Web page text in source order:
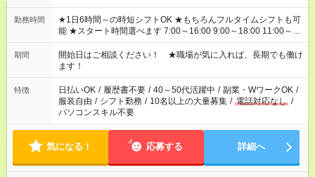
勤務時間
★1日6時間～の時短シフトOK ★もちろんフルタイムシフトも可
能 ★スタート時間選べます 7:00～16:00 9:00～18:00 11:00～
20:00 など 残業なし！ ※Wワークの場合、他のお仕事と合わせ
週40時間超の就業はご案内できません ※法令に基づき、週20時
間以上勤務は社会保険への加入対象となります ※労働者派遣法
（日雇い派遣の原則禁止）により、短時間・短期間の就業はご
案内が難しい場合があります
期間
開始日はご相談ください！ ★職場が気に入れば、長期でも働け
ます！
特徴 日払いOK / 履歴書不要 / 40～50代活躍中 / 副業・WワークOK /
服装自由 / シフト勤務 / 10名以上の大量募集 / 電話対応なし /
パソコンスキル不要
気になる！ 応募する 詳細へ